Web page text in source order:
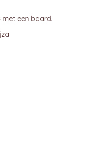
met een baard.